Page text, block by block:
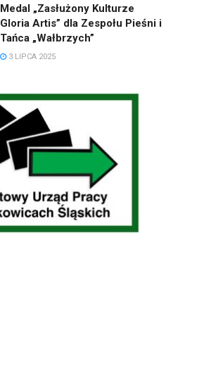
Medal „Zasłużony Kulturze
Gloria Artis” dla Zespołu Pieśni i
Tańca „Wałbrzych”
3 LIPCA 2025